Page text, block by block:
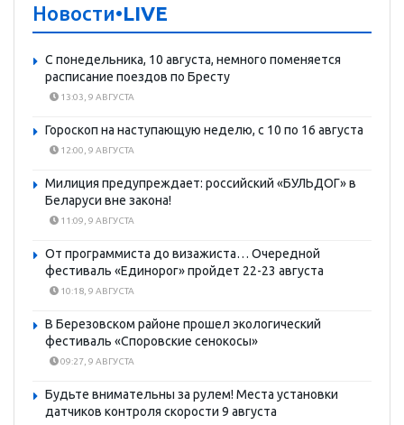
Новости•LIVE
С понедельника, 10 августа, немного поменяется
расписание поездов по Бресту
13:03, 9 АВГУСТА
Гороскоп на наступающую неделю, с 10 по 16 августа
12:00, 9 АВГУСТА
Милиция предупреждает: российский «БУЛЬДОГ» в
Беларуси вне закона!
11:09, 9 АВГУСТА
От программиста до визажиста… Очередной
фестиваль «Единорог» пройдет 22-23 августа
10:18, 9 АВГУСТА
В Березовском районе прошел экологический
фестиваль «Споровские сенокосы»
09:27, 9 АВГУСТА
Будьте внимательны за рулем! Места установки
датчиков контроля скорости 9 августа